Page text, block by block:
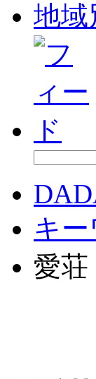
地域
キー
愛荘